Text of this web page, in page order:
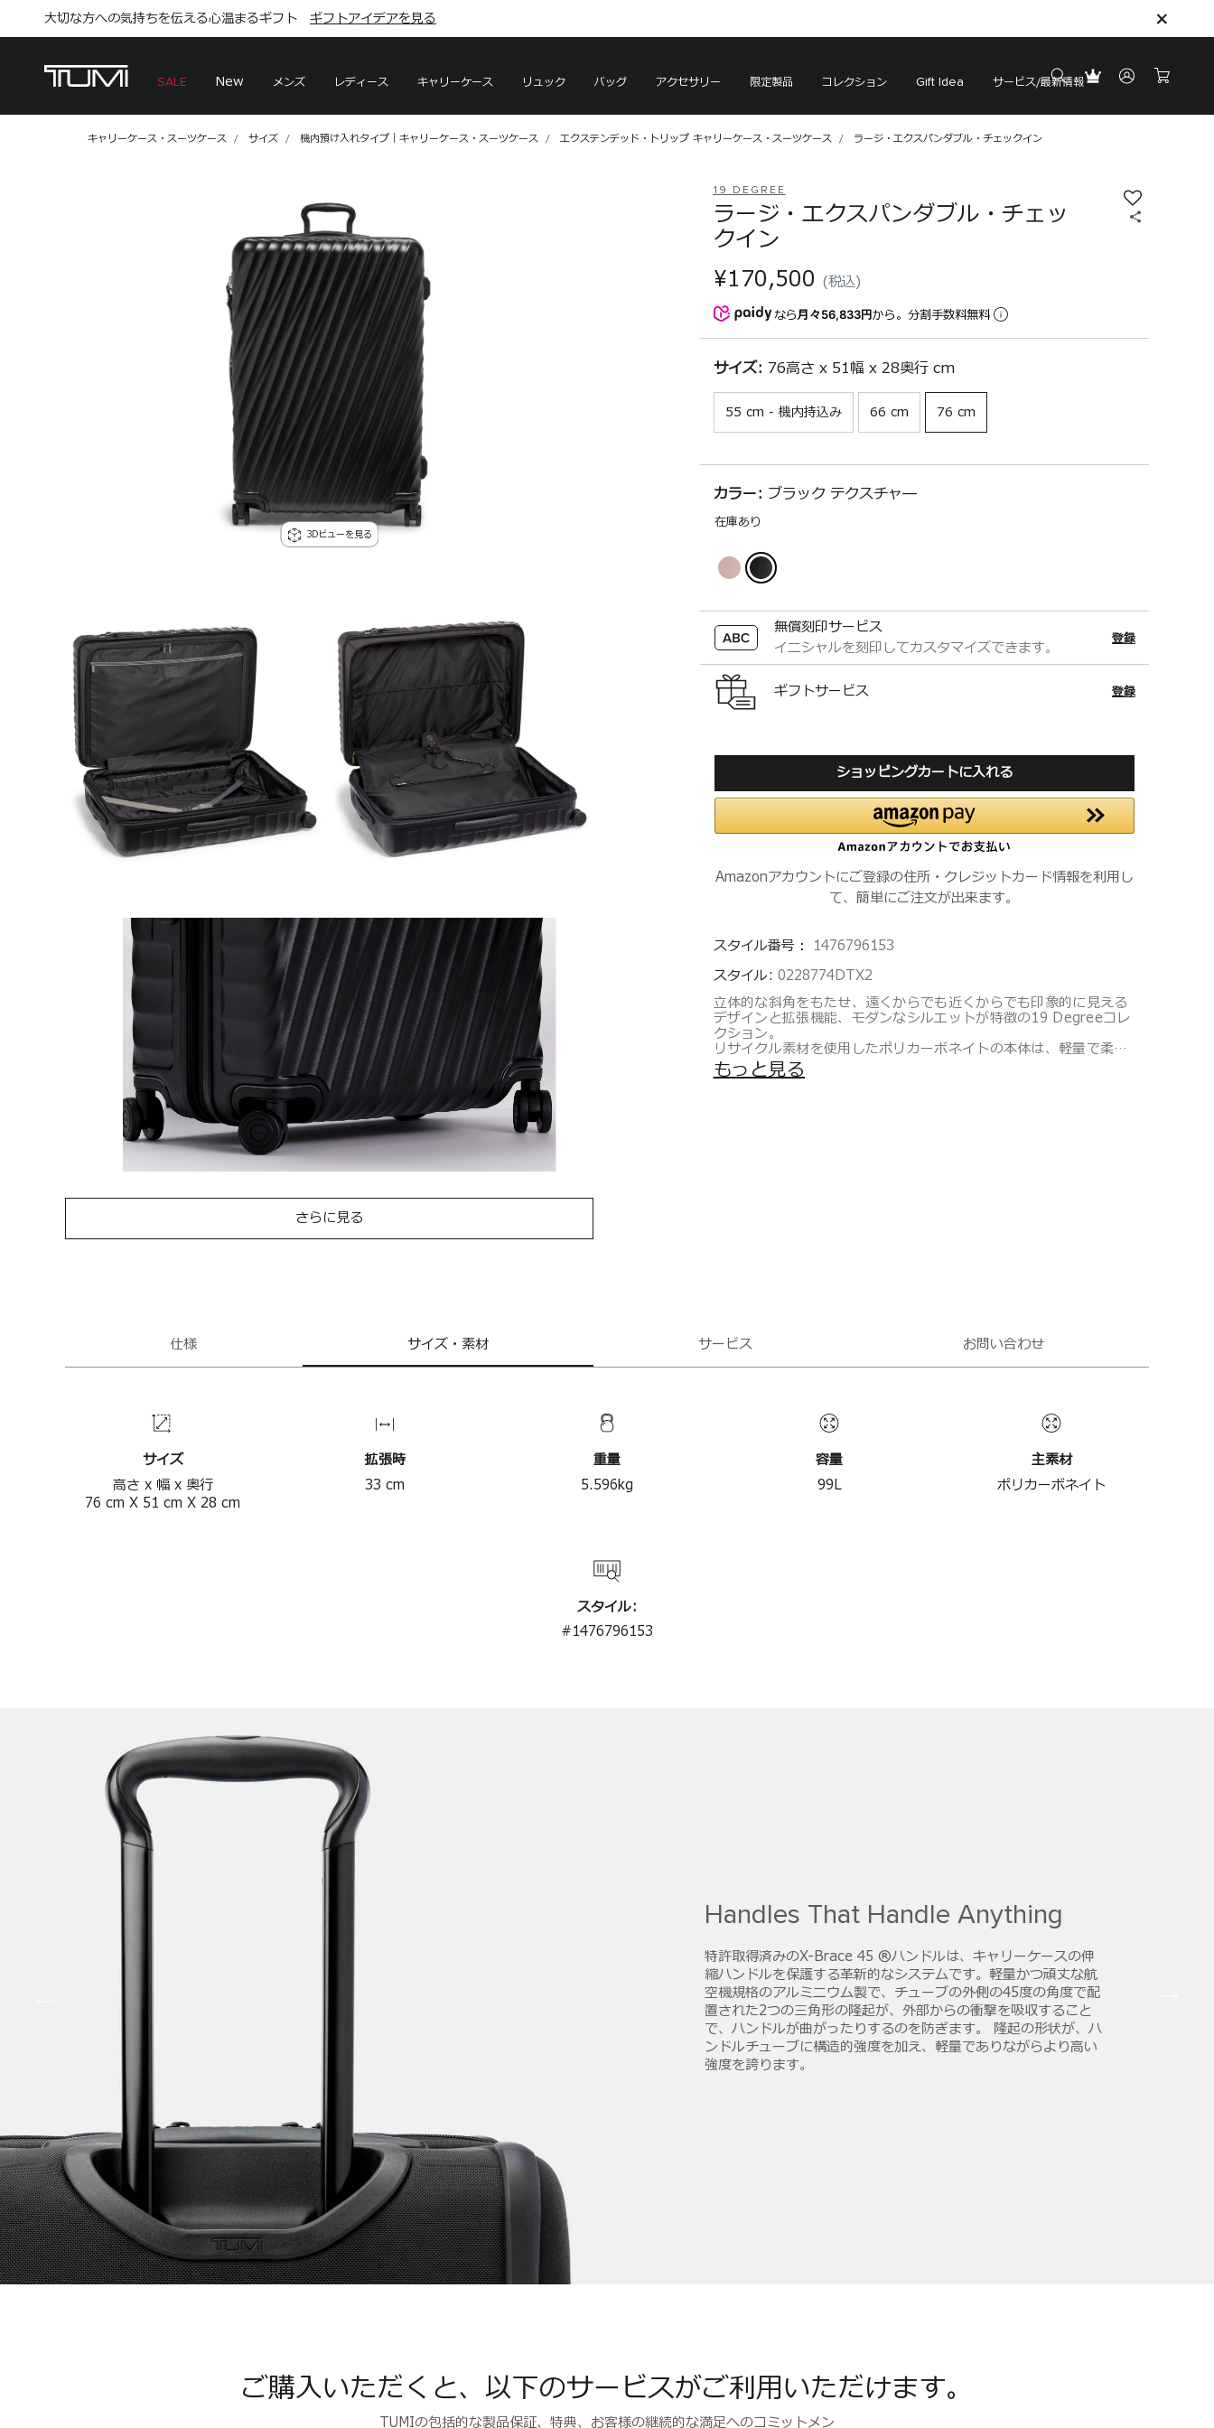
ギフトアイデアを見る
こちら
大切な方への気持ちを伝える心温まるギフト ギフトアイデアを見る
TUMI Exclusives Clubはこちら
SALE New メンズ レディース キャリーケース リュック バッグ アクセサリー 限定製品 コレクション Gift Idea サービス/最新情報
キャリーケース・スーツケース サイズ 機内預け入れタイプ｜キャリーケース・スーツケース エクステンデッド・トリップ キャリーケース・スーツケース ラージ・エクスパンダブル・チェックイン
3Dビューを見る
さらに見る
19 DEGREE
ラージ・エクスパンダブル・チェッ
クイン
¥170,500 (税込)
なら月々56,833円から。分割手数料無料
サイズ: 76高さ x 51幅 x 28奥行 cm
55 cm - 機内持込み 66 cm 76 cm
カラー: ブラック テクスチャ―
在庫あり
無償刻印サービス
イニシャルを刻印してカスタマイズできます。
登録
ギフトサービス 登録
ショッピングカートに入れる
Amazonアカウントにご登録の住所・クレジットカード情報を利用し
て、簡単にご注文が出来ます。
スタイル番号： 1476796153
スタイル: 0228774DTX2
立体的な斜角をもたせ、遠くからでも近くからでも印象的に見える
デザインと拡張機能、モダンなシルエットが特徴の19 Degreeコレ
クション。
リサイクル素材を使用したポリカーボネイトの本体は、軽量で柔軟
性があり、耐久性に優れ、静音で操作性に優れたホイールとの組み
合わせにより、快適な旅＝移動を約束します。 ビジネスやレジャー
もっと見る
仕様 サイズ・素材 サービス お問い合わせ
サイズ
高さ x 幅 x 奥行
76 cm X 51 cm X 28 cm
拡張時
33 cm
重量
5.596kg
容量
99L
主素材
ポリカーボネイト
スタイル:
#1476796153
Handles That Handle Anything
特許取得済みのX-Brace 45 ®ハンドルは、キャリーケースの伸
縮ハンドルを保護する革新的なシステムです。軽量かつ頑丈な航
空機規格のアルミニウム製で、チューブの外側の45度の角度で配
置された2つの三角形の隆起が、外部からの衝撃を吸収すること
で、ハンドルが曲がったりするのを防ぎます。 隆起の形状が、ハ
ンドルチューブに構造的強度を加え、軽量でありながらより高い
強度を誇ります。
ご購入いただくと、以下のサービスがご利用いただけます。
TUMIの包括的な製品保証、特典、お客様の継続的な満足へのコミットメン